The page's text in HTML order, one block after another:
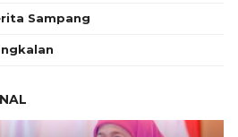
Sampang